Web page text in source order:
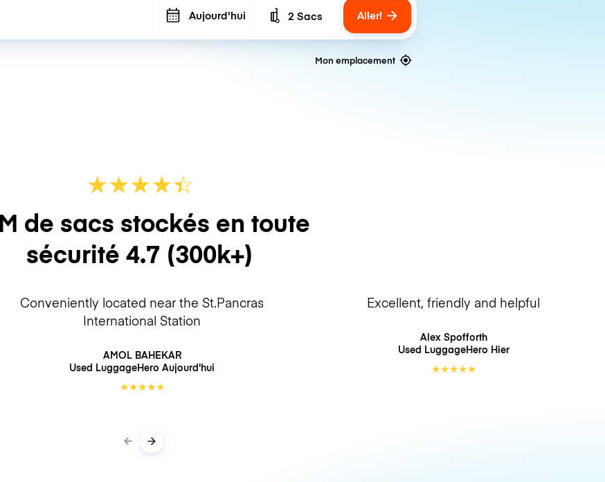
Aujourd'hui Number of bags
2 Sacs Aller!
Mon emplacement
★★★★☆
★
de sacs stockés en toute
sécurité 4.7 (300k+)
Conveniently located near the St.Pancras
International Station
AMOL BAHEKAR
Used LuggageHero Aujourd'hui
★★★★★
Excellent, friendly and helpful
Alex Spofforth
Used LuggageHero Hier
★★★★★